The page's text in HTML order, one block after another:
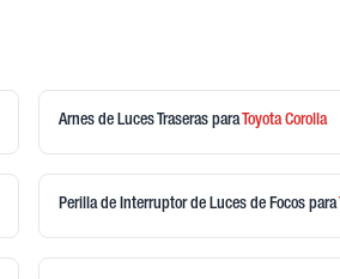
Arnes de Luces Traseras para ToyotaCorolla
Perilla de Interruptor de Luces de Focos para